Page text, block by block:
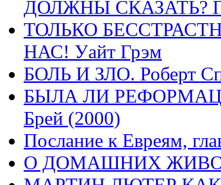
ДОЛЖНЫ СКАЗАТЬ?
ТОЛЬКО
НАС! Уайт Грэм
БОЛЬ И ЗЛО. Роберт
БЫЛА ЛИ
Брей (2000)
Послание к Евреям,
О ДОМАШНИХ